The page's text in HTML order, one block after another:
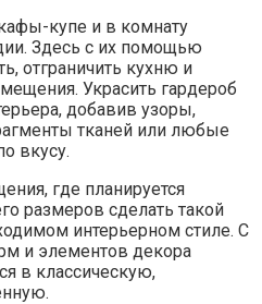
купе и в комнату
Здесь с их помощью
отграничить кухню и
Украсить гардероб
добавив узоры,
тканей или любые
вкусу.
где планируется
размеров сделать такой
интерьерном стиле. С
и элементов декора
в классическую,